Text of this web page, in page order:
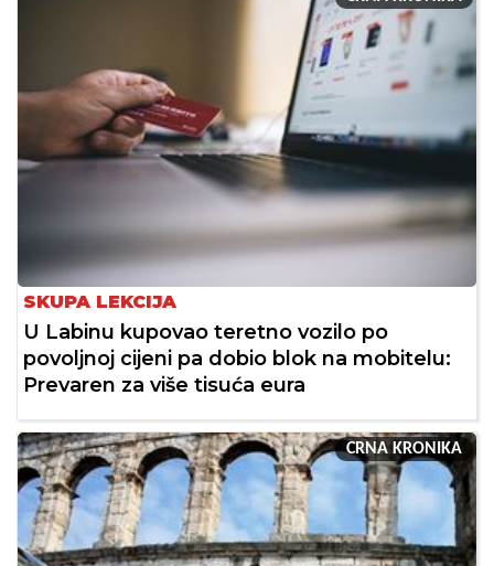
SKUPA LEKCIJA
U Labinu kupovao teretno vozilo po
povoljnoj cijeni pa dobio blok na mobitelu:
Prevaren za više tisuća eura
CRNA KRONIKA